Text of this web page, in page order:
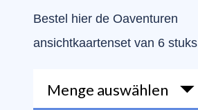
Bestel hier de Oaventuren
ansichtkaartenset van 6 stuks